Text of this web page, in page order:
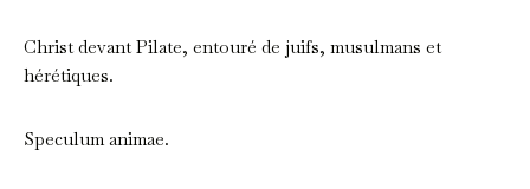
Christ devant Pilate, entouré de juifs, musulmans et
hérétiques.
Speculum animae.